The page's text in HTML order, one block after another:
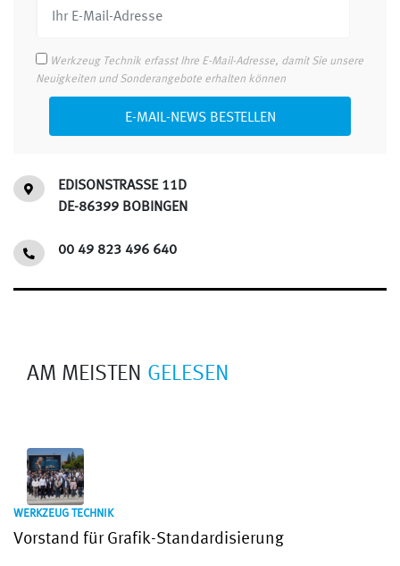
Werkzeug Technik erfasst Ihre E-Mail-Adresse, damit Sie unsere
Neuigkeiten und Sonderangebote erhalten können
E-MAIL-NEWS BESTELLEN
EDISONSTRASSE 11D
DE-86399 BOBINGEN
00 49 823 496 640
AM MEISTEN GELESEN
WERKZEUG TECHNIK
Vorstand für Grafik-Standardisierung